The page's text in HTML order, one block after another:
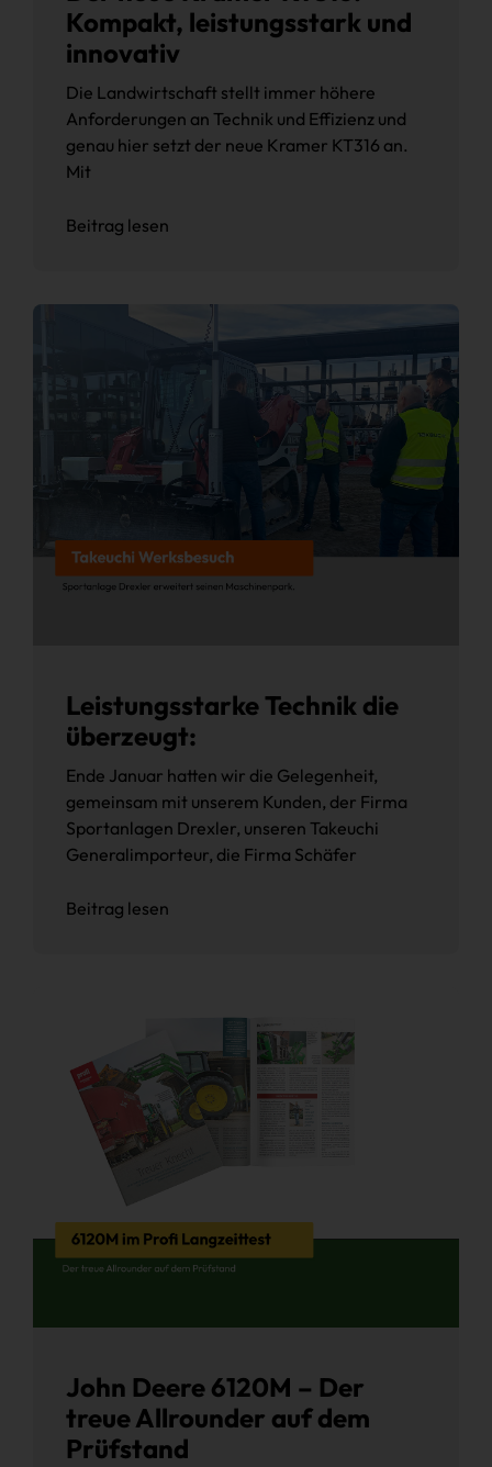
Kompakt, leistungsstark und
innovativ
Die Landwirtschaft stellt immer höhere
Anforderungen an Technik und Effizienz und
genau hier setzt der neue Kramer KT316 an.
Mit
Beitrag lesen
Leistungsstarke Technik die
überzeugt:
Ende Januar hatten wir die Gelegenheit,
gemeinsam mit unserem Kunden, der Firma
Sportanlagen Drexler, unseren Takeuchi
Generalimporteur, die Firma Schäfer
Beitrag lesen
John Deere 6120M – Der
treue Allrounder auf dem
Prüfstand